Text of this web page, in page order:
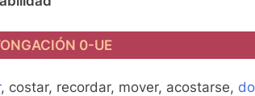
0-UE
, costar, recordar, mover, acostarse,